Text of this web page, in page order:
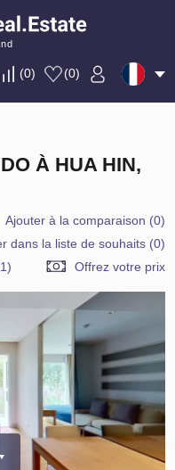
(0) (0)
À HUA HIN,
Ajouter à la comparaison (0)
dans la liste de souhaits(0)
Offrez votre prix